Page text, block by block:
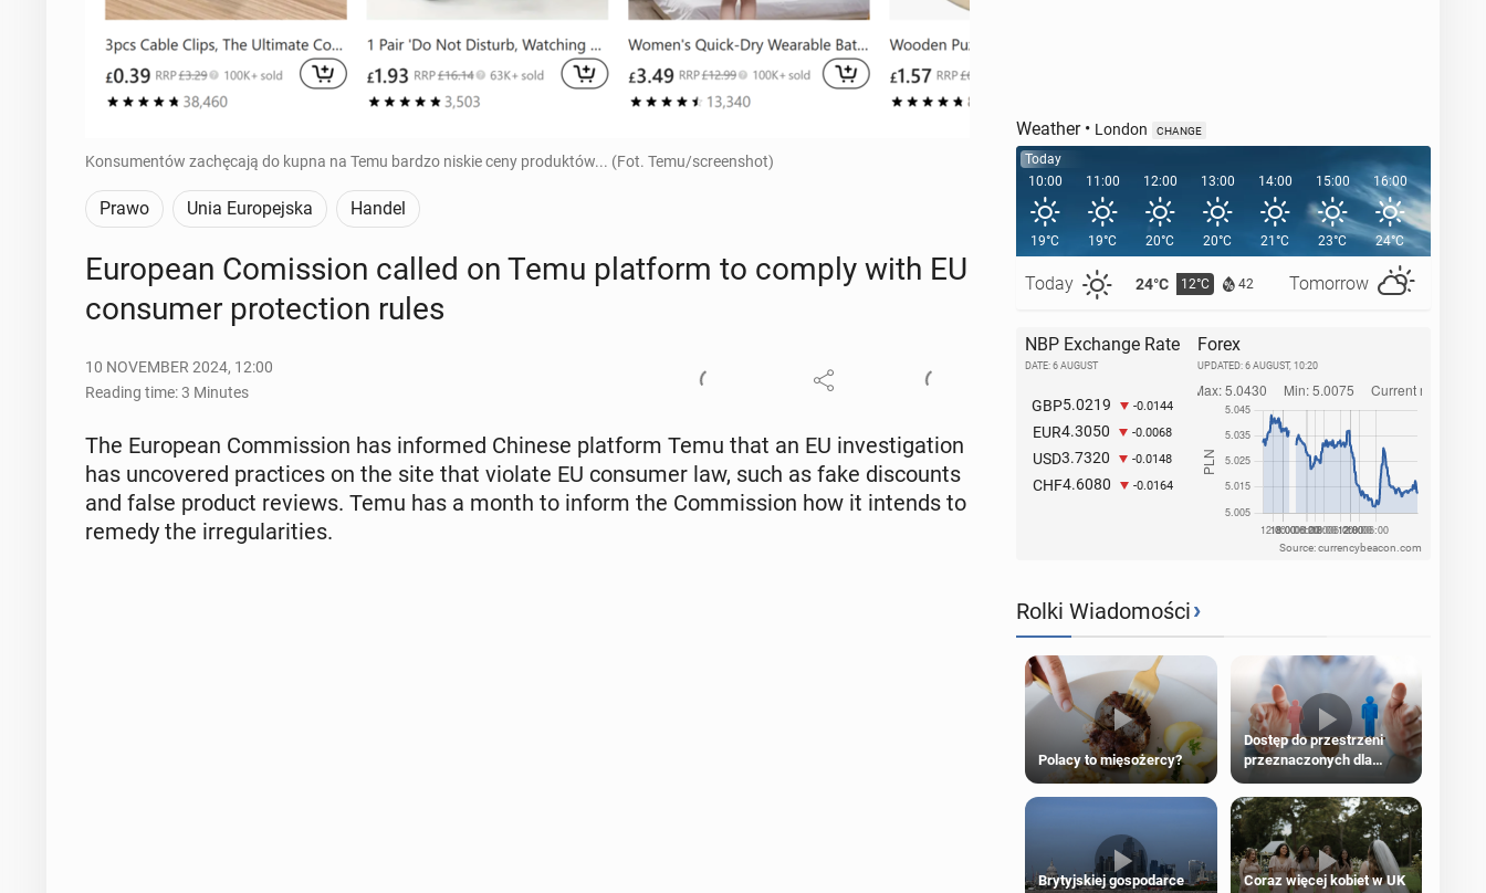
Konsumentów zachęcają do kupna na Temu bardzo niskie ceny produktów... (Fot. Temu/screenshot)
Prawo Unia Europejska Handel
Eu­ro­pean Comis­sion called on Temu plat­form to comply with EU
con­sumer pro­tec­tion rules
10 NOVEMBER 2024, 12:00
Reading time: 3 Minutes
The Eu­ro­pean Com­mis­sion has in­formed Chinese plat­form Temu that an EU in­ves­ti­ga­tion
has un­cov­ered prac­tices on the site that violate EU con­sumer law, such as fake dis­counts
and false product reviews. Temu has a month to inform the Com­mis­sion how it intends to
remedy the ir­reg­u­lar­i­ties.
Weather• London CHANGE
Today
10:00
19°C
Today 24°C 12°C 42 Tomorrow
11:00
19°C
12:00
20°C
13:00
20°C
14:00
21°C
15:00
23°C
16:00
24°C
17:00
NBP Exchange Rate
DATE: 6 AUGUST
GBP5.0219 -0.0144
EUR4.3050 -0.0068
USD3.7320 -0.0148
CHF4.6080 -0.0164
Forex
UPDATED: 6 AUGUST, 10:20
Source: currencybeacon.com
Rolki Wiadomości›
Polacy to mięsożercy?
Dostęp do przestrzeni
przeznaczonych dla
wyłącznie na płci
biologicznej
Brytyjskiej gospodarce
Coraz więcej kobiet w UK